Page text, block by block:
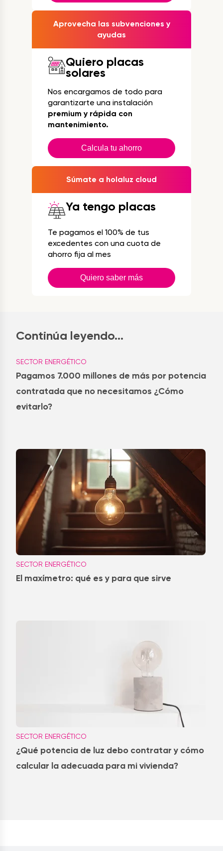
Aprovecha las subvenciones y
ayudas
Quiero placas
solares
Nos encargamos de todo para
garantizarte una instalación
premium y rápida con
mantenimiento.
Calcula tu ahorro
Súmate a holaluz cloud
Ya tengo placas
Te pagamos el 100% de tus
excedentes con una cuota de
ahorro fija al mes
Quiero saber más
Continúa leyendo...
SECTOR ENERGÉTICO
Pagamos 7.000 millones de más por potencia
contratada que no necesitamos ¿Cómo
evitarlo?
SECTOR ENERGÉTICO
El maxímetro: qué es y para que sirve
SECTOR ENERGÉTICO
¿Qué potencia de luz debo contratar y cómo
calcular la adecuada para mi vivienda?